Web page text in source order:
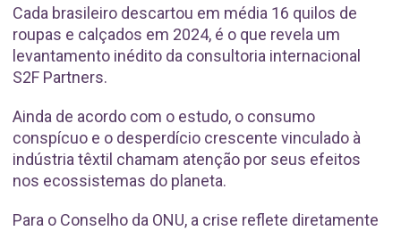
Cada brasileiro descartou em média 16 quilos de
roupas e calçados em 2024, é o que revela um
levantamento inédito da consultoria internacional
S2F Partners.
Ainda de acordo com o estudo, o consumo
conspícuo e o desperdício crescente vinculado à
indústria têxtil chamam atenção por seus efeitos
nos ecossistemas do planeta.
Para o Conselho da ONU, a crise reflete diretamente